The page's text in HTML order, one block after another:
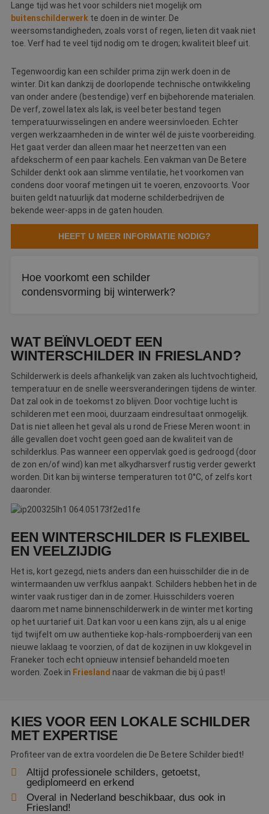
Lange tijd was het voor schilders niet mogelijk om
buitenschilderwerk te doen in de winter. De
weersomstandigheden, zoals vorst of regen, lieten dit vaak niet
toe. Verf had te veel tijd nodig om te drogen; kwaliteit bleef uit.
Tegenwoordig kan een schilder prima zijn werk doen in de
winter. Dit kan dankzij de doorlopende technische ontwikkeling
van onder andere (bestendige) verf en bijbehorende materialen.
De verf, zowel latex als lak, is veel beter bestand tegen
temperatuurwisselingen en andere weersinvloeden. Echter
vergen werkzaamheden in de winter wél de juiste voorbereiding.
Het gaat verder dan alleen maar het neerzetten van een
afdekscherm of een paar kachels. Een vakman van De Betere
Schilder denkt ook aan slimme ventilatie, het voorkomen van
condens door vooraf metingen uit te voeren, enzovoorts. Voor
buiten geldt natuurlijk dat moderne schilderbedrijven de
bekende weer-apps in de gaten houden.
HEEFT U MEER INFORMATIE NODIG?
Hoe voorkomt een schilder
condensvorming bij winterwerk?
maakt schilderen onmogelijk, dus een vakschilder
controleert altijd eerst de luchtvochtigheid voordat hij
WAT BEÏNVLOEDT EEN
WINTERSCHILDER IN FRIESLAND?
Schilderwerk is deels afhankelijk van zaken als luchtvochtigheid,
temperatuur en de snelle weersveranderingen tijdens de winter.
Dat zal ook in de toekomst zo blijven. Door vochtige lucht is
schilderen met een mooi, duurzaam eindresultaat onmogelijk.
Dat is niet alleen het geval als u rond de Friese Meren woont: in
álle gevallen doet vocht geen goed aan de kwaliteit van de
schilderklus. Pas wanneer een oppervlak goed is gedroogd (door
de zon en/of wind) kan met alkydharsverf rustig verder gewerkt
worden. Dit kan bij winterse temperaturen tot 0°C, of zelfs kort
daaronder.
EEN WINTERSCHILDER IS FLEXIBEL
EN VEELZIJDIG
Het is, kort gezegd, niets anders dan een huisschilder die in de
wintermaanden uw verfklus aanpakt. Schilders hebben het in de
winter vaak rustiger dan in de zomer. Huisschilders voeren
daarom met name binnenschilderwerk in de winter met korting
op het uurtarief uit. Dat kan voor u een kans zijn, als u al enige
tijd twijfelt om uw authentieke kop-hals-rompboerderij van een
nieuwe laklaag te voorzien, of dat de kozijnen in uw klokgevel in
Franeker toch echt opnieuw intensief behandeld moeten
worden. Zoek in Friesland naar de vakman die bij ú past!
KIES VOOR EEN LOKALE SCHILDER
MET EXPERTISE
Profiteer van de extra voordelen die De Betere Schilder biedt!
Altijd professionele schilders, getoetst,
gediplomeerd en erkend
Overal in Nederland beschikbaar, dus ook in
Friesland!